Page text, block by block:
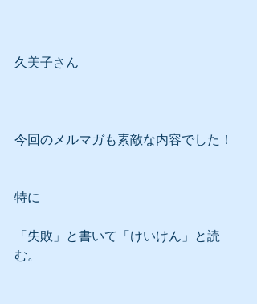
久美子さん
今回のメルマガも素敵な内容でした！
特に
「失敗」と書いて「けいけん」と読
む。